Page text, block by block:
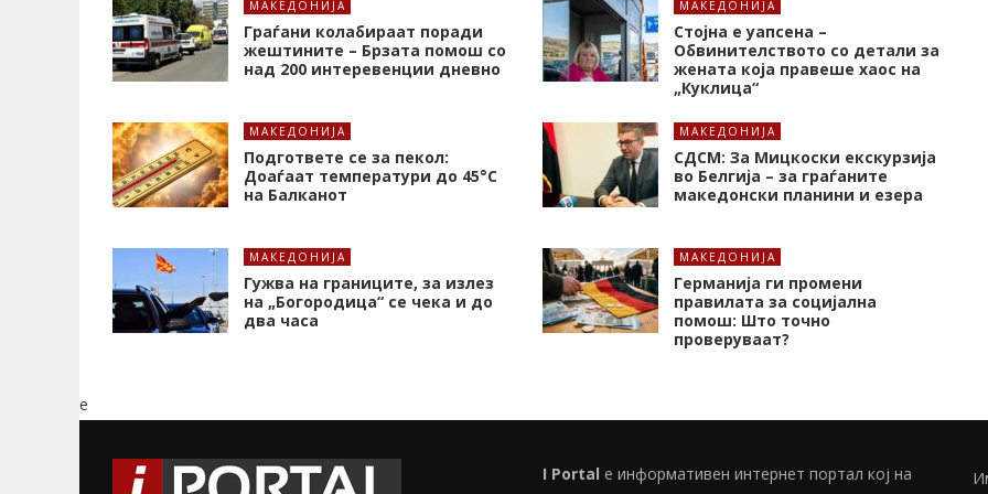
МАКЕДОНИЈА
Граѓани колабираат поради
жештините – Брзата помош со
над 200 интеревенции дневно
МАКЕДОНИЈА
Стојна е уапсена –
Обвинителството со детали за
жената која правеше хаос на
„Куклица“
МАКЕДОНИЈА
Подгответе се за пекол:
Доаѓаат температури до 45°C
на Балканот
МАКЕДОНИЈА
СДСМ: За Мицкоски екскурзија
во Белгија – за граѓаните
македонски планини и езера
МАКЕДОНИЈА
Гужва на границите, за излез
на „Богородица“ се чека и до
два часа
МАКЕДОНИЈА
Германија ги промени
правилата за социјална
помош: Што точно
проверуваат?
e
I Portal е информативен интернет портал кој на